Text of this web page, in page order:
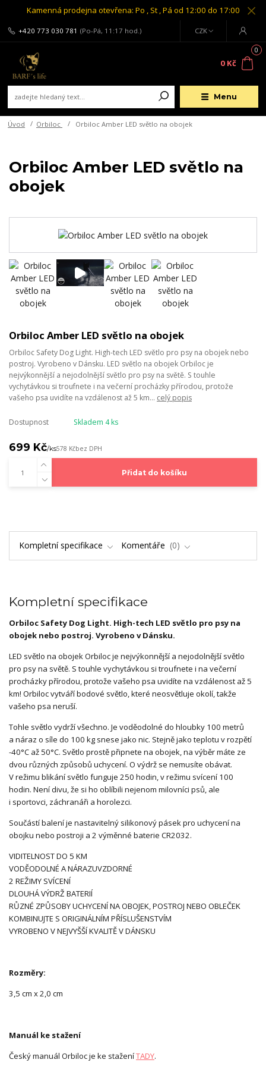
Kamenná prodejna otevřena: Po , St , Pá od 12:00 do 17:00
Menu
CZK
+420 773 030 781 (Po-Pá, 11:17 hod.)
0
0 Kč
Úvod Orbiloc Orbiloc Amber LED světlo na obojek
Orbiloc Amber LED světlo na
obojek
Orbiloc Amber LED světlo na obojek
Orbiloc Safety Dog Light. High-tech LED světlo pro psy na obojek nebo
postroj. Vyrobeno v Dánsku. LED světlo na obojek Orbiloc je
nejvýkonnější a nejodolnější světlo pro psy na světě. S touhle
vychytávkou si troufnete i na večerní procházky přírodou, protože
vašeho psa uvidíte na vzdálenost až 5 km... celý popis
Dostupnost Skladem 4 ks
699 Kč/ks578 Kčbez DPH
Přidat do košíku
Kompletní specifikace Komentáře 0
Kompletní specifikace
Orbiloc Safety Dog Light. High-tech LED světlo pro psy na
obojek nebo postroj. Vyrobeno v Dánsku.
LED světlo na obojek Orbiloc je nejvýkonnější a nejodolnější světlo
pro psy na světě. S touhle vychytávkou si troufnete i na večerní
procházky přírodou, protože vašeho psa uvidíte na vzdálenost až 5
km! Orbiloc vytváří bodové světlo, které neosvětluje okolí, takže
vašeho psa neruší.
Tohle světlo vydrží všechno. Je voděodolné do hloubky 100 metrů
a náraz o síle do 100 kg snese jako nic. Stejně jako teplotu v rozpětí
-40°C až 50°C. Světlo prostě připnete na obojek, na výběr máte ze
dvou různých způsobů uchycení. O výdrž se nemusíte obávat.
V režimu blikání světlo funguje 250 hodin, v režimu svícení 100
hodin. Není divu, že si ho oblíbili nejenom milovníci psů, ale
i sportovci, záchranáři a horolezci.
Součástí balení je nastavitelný silikonový pásek pro uchycení na
obojku nebo postroji a 2 výměnné baterie CR2032.
VIDITELNOST DO 5 KM
VODĚODOLNÉ A NÁRAZUVZDORNÉ
2 REŽIMY SVÍCENÍ
DLOUHÁ VÝDRŽ BATERIÍ
RŮZNÉ ZPŮSOBY UCHYCENÍ NA OBOJEK, POSTROJ NEBO OBLEČEK
KOMBINUJTE S ORIGINÁLNÍM PŘÍSLUŠENSTVÍM
VYROBENO V NEJVYŠŠÍ KVALITĚ V DÁNSKU
Rozměry:
3,5 cm x 2,0 cm
Manuál ke stažení
Český manuál Orbiloc je ke staženíTADY.